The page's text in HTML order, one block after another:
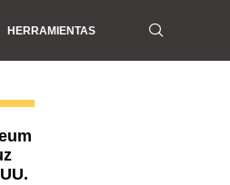
HERRAMIENTAS